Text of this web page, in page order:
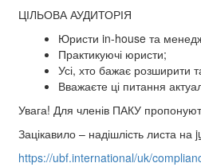
ЦІЛЬОВА АУДИТОРІЯ
Юристи in-house та
Практикуючі юристи;
Усі, хто бажає розширити
Вважаєте ці питання
Увага! Для членів ПАКУ
Зацікавило – надішлість листа на
https://ubf.international/uk/